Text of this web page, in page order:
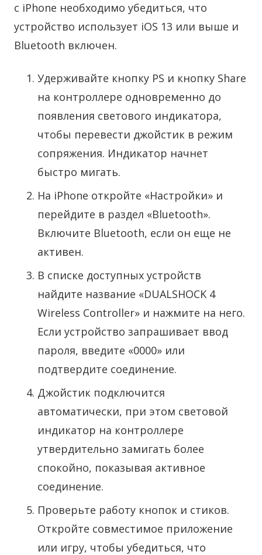
с iPhone необходимо убедиться, что
устройство использует iOS 13 или выше и
Bluetooth включен.
Удерживайте кнопку PS и кнопку Share
на контроллере одновременно до
появления светового индикатора,
чтобы перевести джойстик в режим
сопряжения. Индикатор начнет
быстро мигать.
На iPhone откройте «Настройки» и
перейдите в раздел «Bluetooth».
Включите Bluetooth, если он еще не
активен.
В списке доступных устройств
найдите название «DUALSHOCK 4
Wireless Controller» и нажмите на него.
Если устройство запрашивает ввод
пароля, введите «0000» или
подтвердите соединение.
Джойстик подключится
автоматически, при этом световой
индикатор на контроллере
утвердительно замигать более
спокойно, показывая активное
соединение.
Проверьте работу кнопок и стиков.
Откройте совместимое приложение
или игру, чтобы убедиться, что